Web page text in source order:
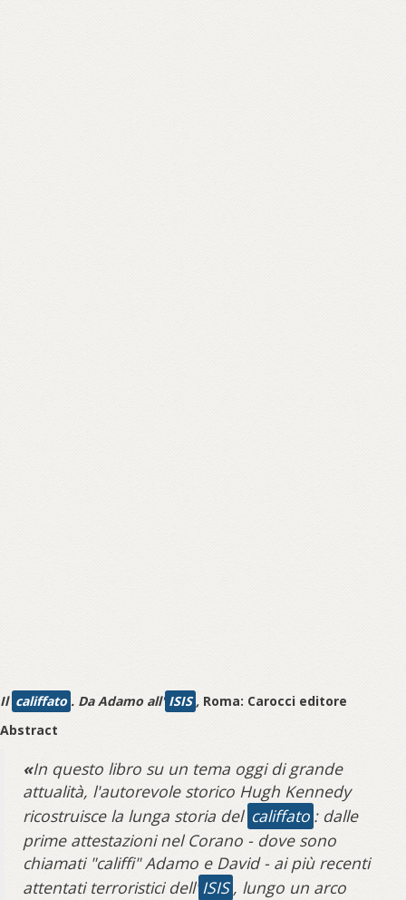
Il califfato . Da Adamo all' ISIS , Roma: Carocci editore
Abstract
«In questo libro su un tema oggi di grande
attualità, l'autorevole storico Hugh Kennedy
ricostruisce la lunga storia del califfato : dalle
prime attestazioni nel Corano - dove sono
chiamati "califfi" Adamo e David - ai più recenti
attentati terroristici dell' ISIS , lungo un arco